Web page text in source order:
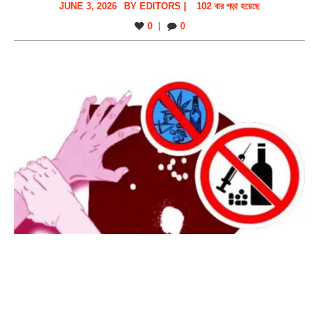
JUNE 3, 2026 BY EDITORS |
102 বার পড়া হয়েছে
0
0